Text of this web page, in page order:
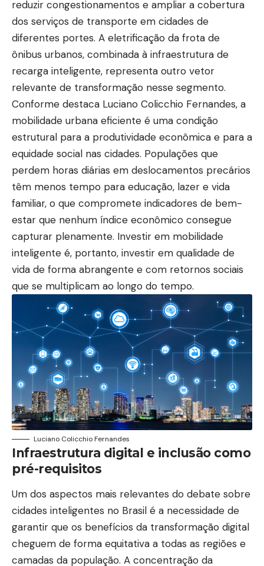
reduzir congestionamentos e ampliar a cobertura
dos serviços de transporte em cidades de
diferentes portes. A eletrificação da frota de
ônibus urbanos, combinada à infraestrutura de
recarga inteligente, representa outro vetor
relevante de transformação nesse segmento.
Conforme destaca Luciano Colicchio Fernandes, a
mobilidade urbana eficiente é uma condição
estrutural para a produtividade econômica e para a
equidade social nas cidades. Populações que
perdem horas diárias em deslocamentos precários
têm menos tempo para educação, lazer e vida
familiar, o que compromete indicadores de bem-
estar que nenhum índice econômico consegue
capturar plenamente. Investir em mobilidade
inteligente é, portanto, investir em qualidade de
vida de forma abrangente e com retornos sociais
que se multiplicam ao longo do tempo.
Luciano Colicchio Fernandes
Infraestrutura digital e inclusão como
pré-requisitos
Um dos aspectos mais relevantes do debate sobre
cidades inteligentes no Brasil é a necessidade de
garantir que os benefícios da transformação digital
cheguem de forma equitativa a todas as regiões e
camadas da população. A concentração da